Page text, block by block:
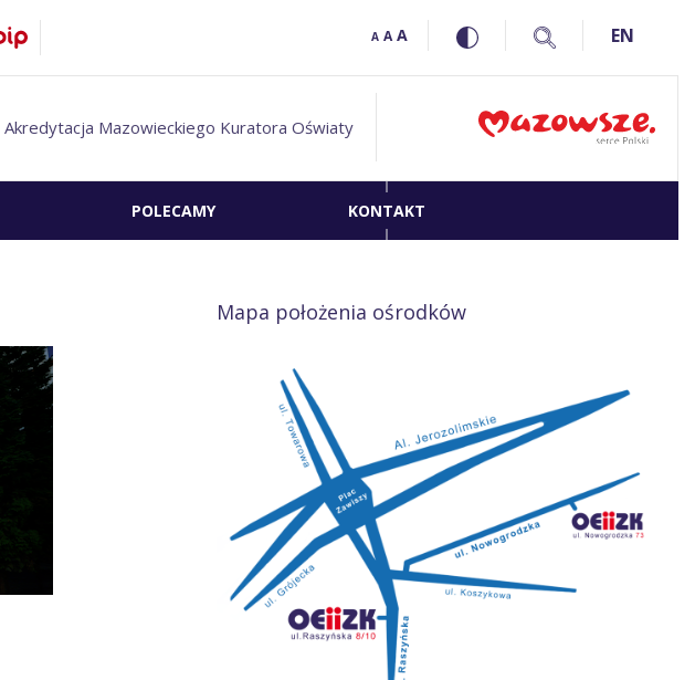
A A A EN
Akredytacja Mazowieckiego Kuratora Oświaty
POLECAMY KONTAKT
Mapa położenia ośrodków